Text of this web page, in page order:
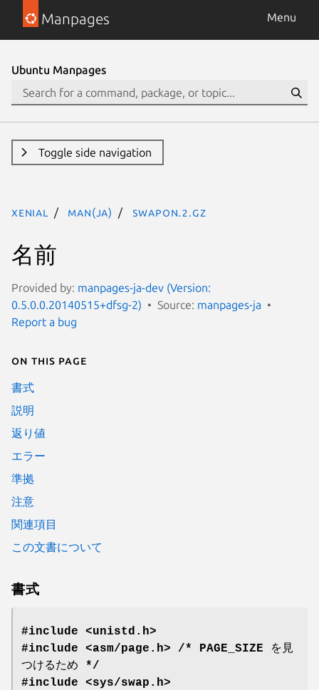
Manpages Menu
Ubuntu Manpages
Toggle side navigation
xenial man(ja) swapon.2.gz
名前
Provided by: manpages-ja-dev (Version:
0.5.0.0.20140515+dfsg-2)
Source: manpages-ja
Report a bug
On this page
書式
説明
返り値
エラー
準拠
注意
関連項目
この文書について
書式
#include <unistd.h>
#include <asm/page.h> /* PAGE_SIZE を見
つけるため */
#include <sys/swap.h>